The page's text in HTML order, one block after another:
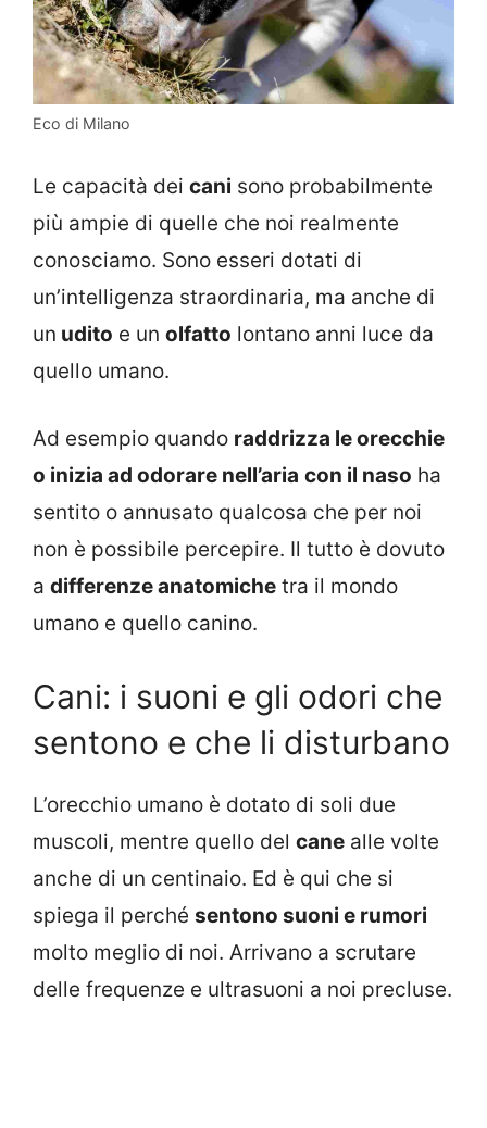
Eco di Milano
Le capacità dei cani sono probabilmente
più ampie di quelle che noi realmente
conosciamo. Sono esseri dotati di
un’intelligenza straordinaria, ma anche di
un udito e un olfatto lontano anni luce da
quello umano.
Ad esempio quando raddrizza le orecchie
o inizia ad odorare nell’aria con il naso ha
sentito o annusato qualcosa che per noi
non è possibile percepire. Il tutto è dovuto
a differenze anatomiche tra il mondo
umano e quello canino.
Cani: i suoni e gli odori che
sentono e che li disturbano
L’orecchio umano è dotato di soli due
muscoli, mentre quello del cane alle volte
anche di un centinaio. Ed è qui che si
spiega il perché sentono suoni e rumori
molto meglio di noi. Arrivano a scrutare
delle frequenze e ultrasuoni a noi precluse.